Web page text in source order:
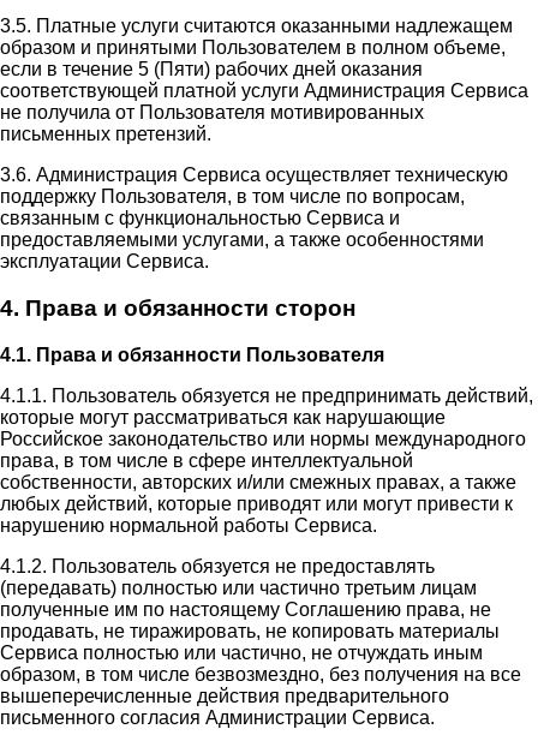
3.5. Платные услуги считаются оказанными надлежащем
образом и принятыми Пользователем в полном объеме,
если в течение 5 (Пяти) рабочих дней оказания
соответствующей платной услуги Администрация Сервиса
не получила от Пользователя мотивированных
письменных претензий.
3.6. Администрация Сервиса осуществляет техническую
поддержку Пользователя, в том числе по вопросам,
связанным с функциональностью Сервиса и
предоставляемыми услугами, а также особенностями
эксплуатации Сервиса.
4. Права и обязанности сторон
4.1. Права и обязанности Пользователя
4.1.1. Пользователь обязуется не предпринимать действий,
которые могут рассматриваться как нарушающие
Российское законодательство или нормы международного
права, в том числе в сфере интеллектуальной
собственности, авторских и/или смежных правах, а также
любых действий, которые приводят или могут привести к
нарушению нормальной работы Сервиса.
4.1.2. Пользователь обязуется не предоставлять
(передавать) полностью или частично третьим лицам
полученные им по настоящему Соглашению права, не
продавать, не тиражировать, не копировать материалы
Сервиса полностью или частично, не отчуждать иным
образом, в том числе безвозмездно, без получения на все
вышеперечисленные действия предварительного
письменного согласия Администрации Сервиса.